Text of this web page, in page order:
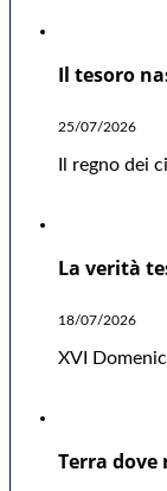
Il tesoro
25/07/2026
Il regno dei
La verità
18/07/2026
XVI
Terra dove